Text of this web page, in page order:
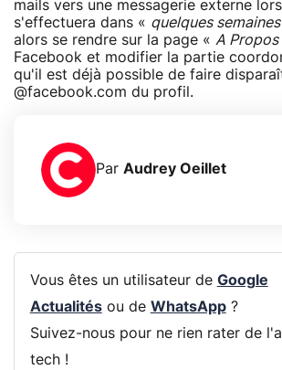
mails vers une messagerie externe
s'effectuera dans « quelques semaines
alors se rendre sur la page « A Propos
Facebook et modifier la partie
qu'il est déjà possible de faire
@facebook.com du profil.
Par Audrey Oeillet
Vous êtes un utilisateur de Google
Actualitésou de WhatsApp?
Suivez-nous pour ne rien rater de
tech !